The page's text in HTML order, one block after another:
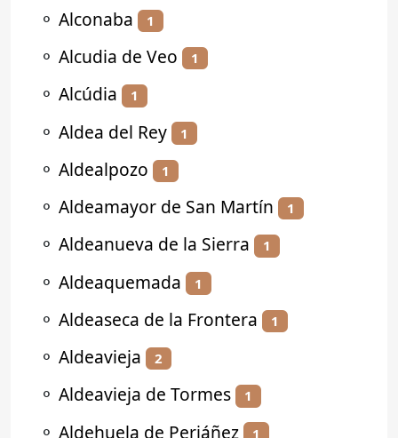
⚬ Alconaba 1
⚬ Alcudia de Veo 1
⚬ Alcúdia 1
⚬ Aldea del Rey 1
⚬ Aldealpozo 1
⚬ Aldeamayor de San Martín 1
⚬ Aldeanueva de la Sierra 1
⚬ Aldeaquemada 1
⚬ Aldeaseca de la Frontera 1
⚬ Aldeavieja 2
⚬ Aldeavieja de Tormes 1
⚬ Aldehuela de Periáñez 1